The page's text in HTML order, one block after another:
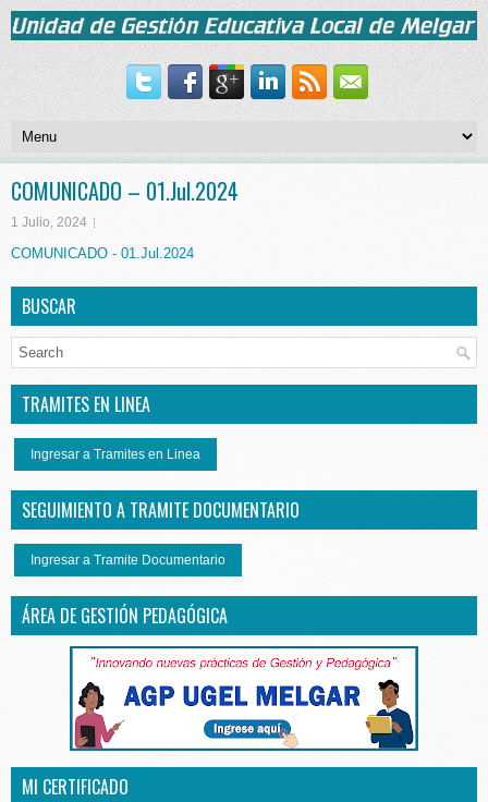
COMUNICADO – 01.Jul.2024
1 Julio, 2024
COMUNICADO - 01.Jul.2024
BUSCAR
TRAMITES EN LINEA
Ingresar a Tramites en Linea
SEGUIMIENTO A TRAMITE DOCUMENTARIO
Ingresar a Tramite Documentario
ÁREA DE GESTIÓN PEDAGÓGICA
MI CERTIFICADO